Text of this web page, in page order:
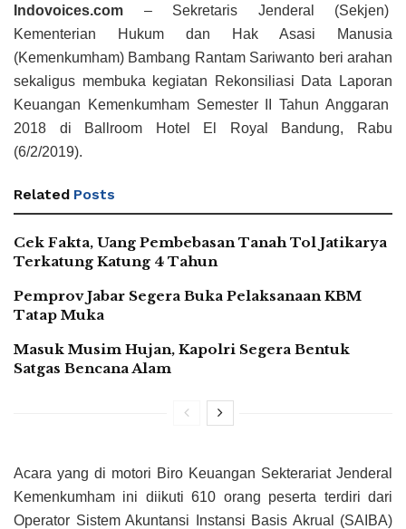
Indovoices.com – Sekretaris Jenderal (Sekjen)
Kementerian Hukum dan Hak Asasi Manusia
(Kemenkumham) Bambang Rantam Sariwanto beri arahan
sekaligus membuka kegiatan Rekonsiliasi Data Laporan
Keuangan Kemenkumham Semester II Tahun Anggaran
2018 di Ballroom Hotel El Royal Bandung, Rabu
(6/2/2019).
Related Posts
Cek Fakta, Uang Pembebasan Tanah Tol Jatikarya
Terkatung Katung 4 Tahun
Pemprov Jabar Segera Buka Pelaksanaan KBM
Tatap Muka
Masuk Musim Hujan, Kapolri Segera Bentuk
Satgas Bencana Alam
Acara yang di motori Biro Keuangan Sekterariat Jenderal
Kemenkumham ini diikuti 610 orang peserta terdiri dari
Operator Sistem Akuntansi Instansi Basis Akrual (SAIBA)